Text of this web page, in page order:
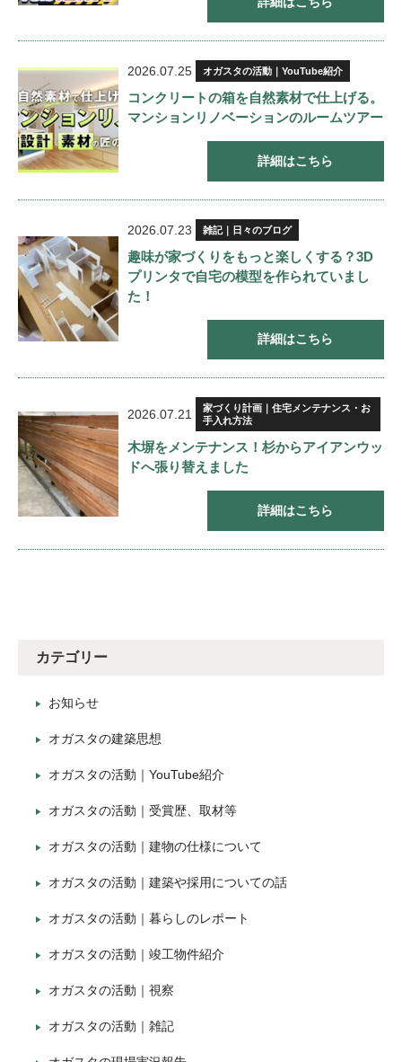
2026.07.25 オガスタの活動｜YouTube紹介
コンクリートの箱を自然素材で仕上げる。
マンションリノベーションのルームツアー
詳細はこちら
2026.07.23 雑記｜日々のブログ
趣味が家づくりをもっと楽しくする？3D
プリンタで自宅の模型を作られていまし
た！
詳細はこちら
2026.07.21
家づくり計画｜住宅メンテナンス・お
手入れ方法
木塀をメンテナンス！杉からアイアンウッ
ドへ張り替えました
詳細はこちら
カテゴリー
お知らせ
オガスタの建築思想
オガスタの活動｜YouTube紹介
オガスタの活動｜受賞歴、取材等
オガスタの活動｜建物の仕様について
オガスタの活動｜建築や採用についての話
オガスタの活動｜暮らしのレポート
オガスタの活動｜竣工物件紹介
オガスタの活動｜視察
オガスタの活動｜雑記